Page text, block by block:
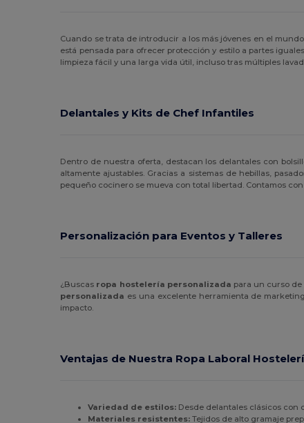
Cuando se trata de introducir a los más jóvenes en el
está pensada para ofrecer protección y estilo a partes
limpieza fácil y una larga vida útil, incluso tras múltiples
Delantales y Kits de Chef Infantiles
Dentro de nuestra oferta, destacan los delantales con
altamente ajustables. Gracias a sistemas de hebillas,
pequeño cocinero se mueva con total libertad. Contamos
Personalización para Eventos y Talleres
¿Buscas ropa hostelería personalizada para un curso de
personalizada es una excelente herramienta de
impacto.
Ventajas de Nuestra Ropa Laboral
Variedad de estilos: Desde delantales clásicos
Materiales resistentes: Tejidos de alto gramaje